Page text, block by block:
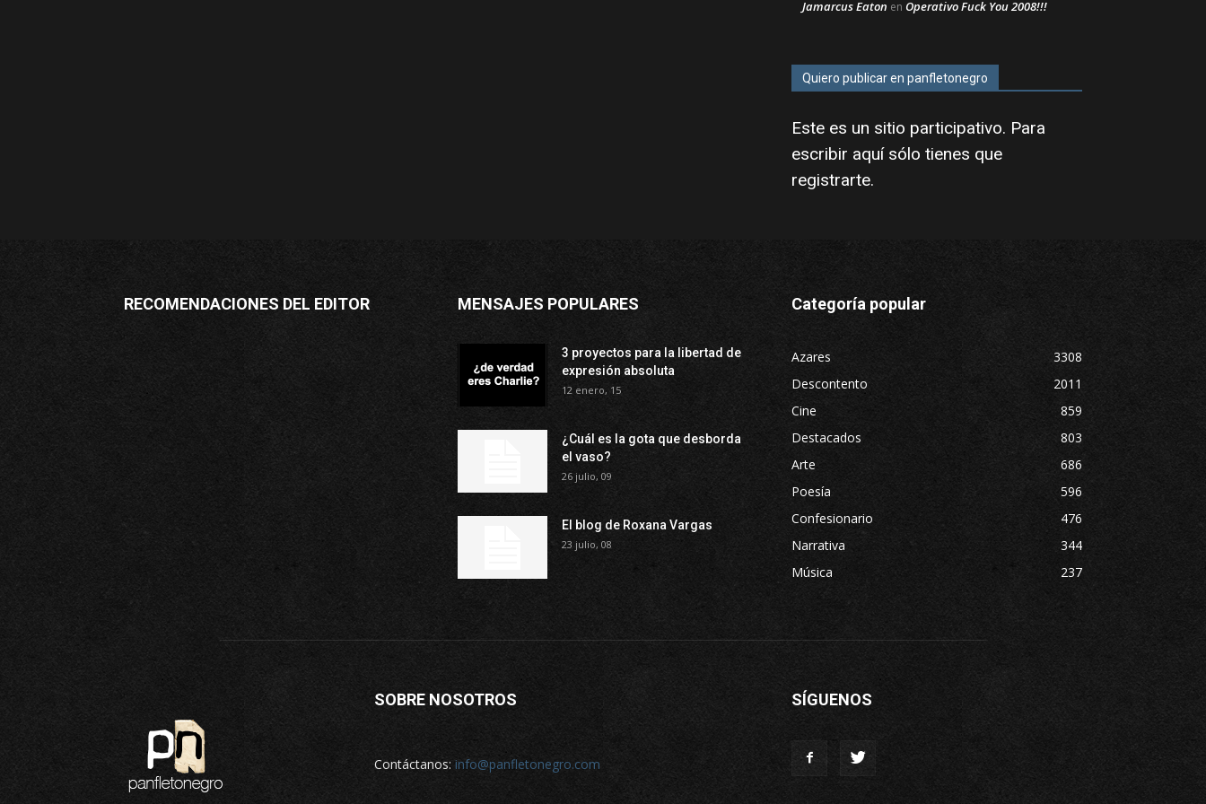
Jamarcus Eaton en Operativo Fuck You 2008!!!
Quiero publicar en panfletonegro
Este es un sitio participativo. Para
escribir aquí sólo tienes que
registrarte.
RECOMENDACIONES DEL EDITOR MENSAJES POPULARES
3 proyectos para la libertad de
expresión absoluta
12 enero, 15
¿Cuál es la gota que desborda
el vaso?
26 julio, 09
El blog de Roxana Vargas
23 julio, 08
Categoría popular
Azares
3308
Descontento
2011
Cine
859
Destacados
803
Arte
686
Poesía
596
Confesionario
476
Narrativa
344
Música
237
SOBRE NOSOTROS
Contáctanos: info@panfletonegro.com
SÍGUENOS